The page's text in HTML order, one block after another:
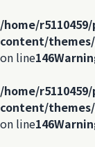
/home/
content/
on line146
/home/
content/
on line146